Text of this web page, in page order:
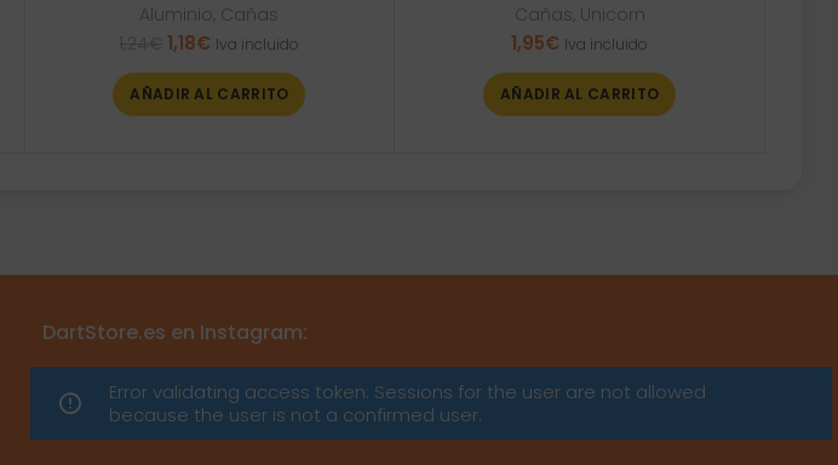
Aluminio, Cañas
El
original
era:
1,18€El
actual
es:
Iva incluido
AÑADIR AL CARRITO
Cañas, Unicorn
1,95€ Iva incluido
AÑADIR AL CARRITO
DartStore.es en Instagram:
Error validating access token: Sessions for the user are not allowed
because the user is not a confirmed user.